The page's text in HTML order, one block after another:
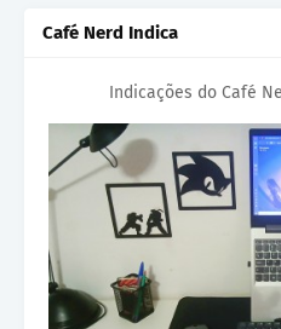
Café Nerd Indica
Indicações do Café